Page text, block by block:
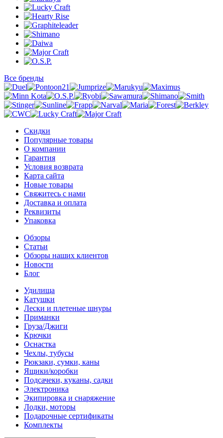
Все бренды
Скидки
Популярные товары
О компании
Гарантия
Условия возврата
Карта сайта
Новые товары
Свяжитесь с нами
Доставка и оплата
Реквизиты
Упаковка
Обзоры
Статьи
Обзоры наших клиентов
Новости
Блог
Удилища
Катушки
Лески и плетеные шнуры
Приманки
Груза/Джиги
Крючки
Оснастка
Чехлы, тубусы
Рюкзаки, сумки, каны
Ящики/коробки
Подсачеки, куканы, садки
Электроника
Экипировка и снаряжение
Лодки, моторы
Подарочные сертификаты
Комплекты